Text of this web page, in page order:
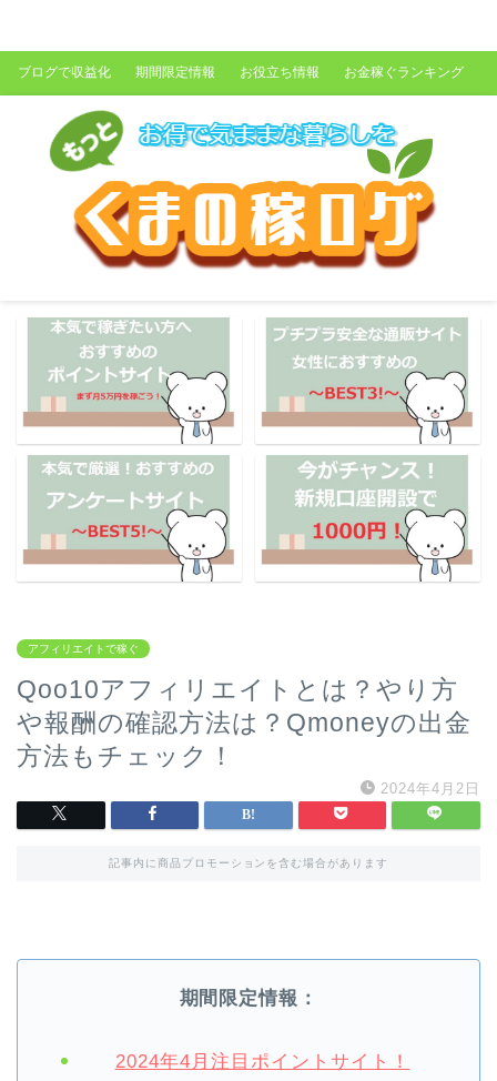
ブログで収益化 期間限定情報 お役立ち情報 お金稼ぐランキング
アフィリエイトで稼ぐ
Qoo10アフィリエイトとは？やり方
や報酬の確認方法は？Qmoneyの出金
方法もチェック！
2024年4月2日
記事内に商品プロモーションを含む場合があります
期間限定情報：
2024年4月注目ポイントサイト！